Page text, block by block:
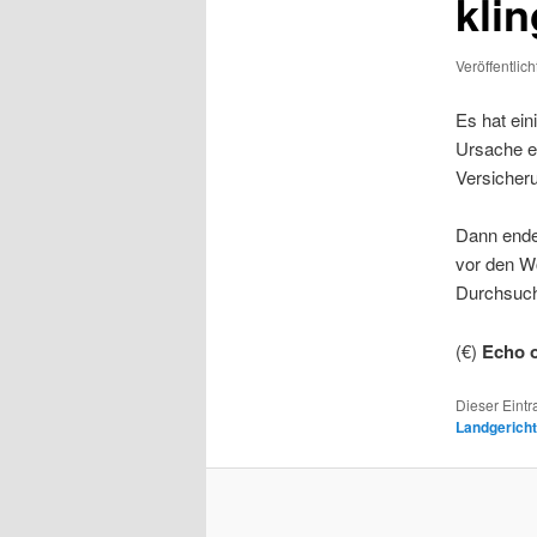
Es hat
Ursache
Dann
vor den
(€) Echo
Dieser